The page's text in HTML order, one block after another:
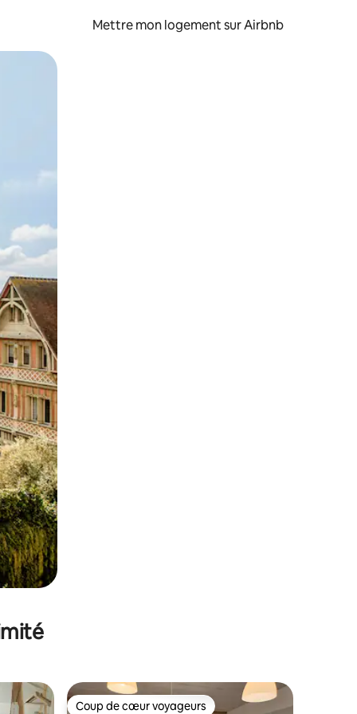
Mettre mon logement sur Airbnb
glisser.
Coup de cœur voyageurs